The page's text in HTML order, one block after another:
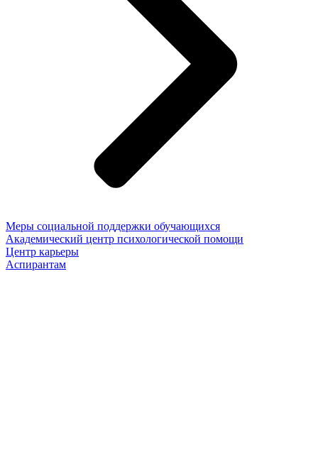
Меры социальной поддержки обучающихся
Академический центр психологической помощи
Центр карьеры
Аспирантам